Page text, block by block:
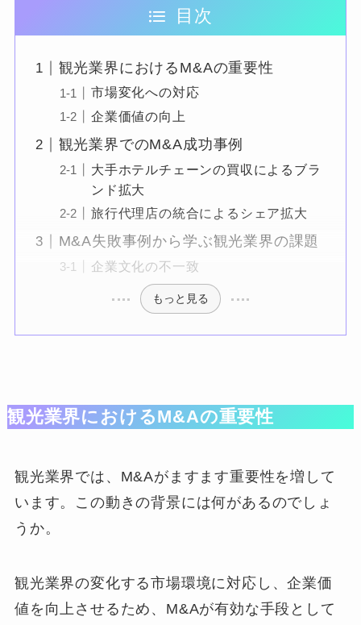
目次
観光業界におけるM&Aの重要性
市場変化への対応
企業価値の向上
観光業界でのM&A成功事例
大手ホテルチェーンの買収によるブラ
ンド拡大
旅行代理店の統合によるシェア拡大
M&A失敗事例から学ぶ観光業界の課題
企業文化の不一致
もっと見る
観光業界におけるM&Aの重要性
観光業界では、M&Aがますます重要性を増して
います。この動きの背景には何があるのでしょ
うか。
観光業界の変化する市場環境に対応し、企業価
値を向上させるため、M&Aが有効な手段として